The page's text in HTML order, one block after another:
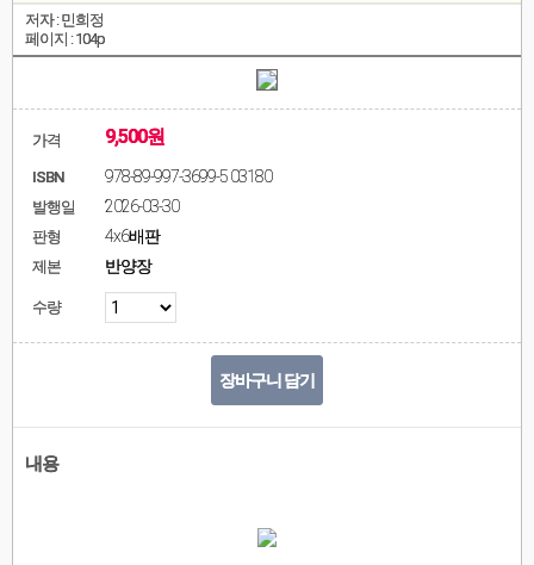
저자 : 민희정
페이지 : 104p
가격
ISBN
발행일
판형
제본
수량
9,500원
978-89-997-3699-5 03180
2026-03-30
4x6배판
반양장
장바구니 담기
내용